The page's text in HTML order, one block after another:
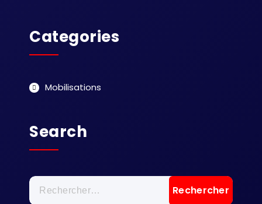
Categories
Mobilisations
Search
Rechercher :